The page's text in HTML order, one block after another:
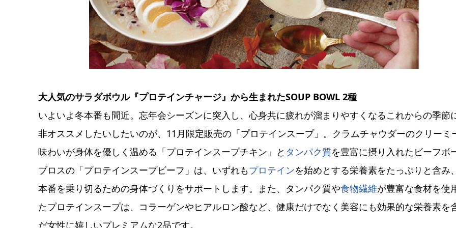
大人気のサラダボウル『プロテインチャージ』から生まれたSOUP BOWL 2種
いよいよ冬本番も間近。忘年会シーズンに突入し、心身共に疲れが溜まりやすくなるこれからの季節
非オススメしたいしたいのが、11月限定販売の「プロテインスープ」。クラムチャウダーのクリーミ
味わいが身体を優しく温める「プロテインスープチキン」と タンパク質を豊富に摂り入れたビーフボ
ブロスの「プロテインスープビーフ」は、いずれもプロテインを始めとする栄養素をたっぷりと含み
本番を乗り切るための身体づくりをサポートします。また、タンパク質や食物繊維が豊富な食材を使
たプロテインスープは、コラーゲンやヒアルロン酸など、健康だけでなく美容にも効果的な栄養素を
だ女性に嬉しいプレミアムな2品です。